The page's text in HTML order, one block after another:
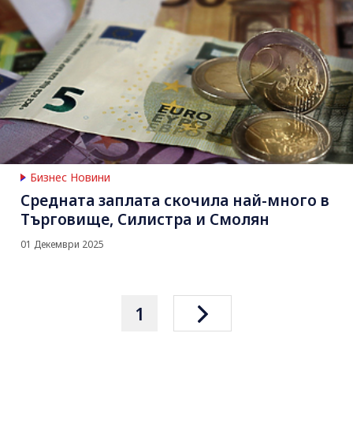
Бизнес Новини
Средната заплата скочила най-много в
Търговище, Силистра и Смолян
01 Декември 2025
1